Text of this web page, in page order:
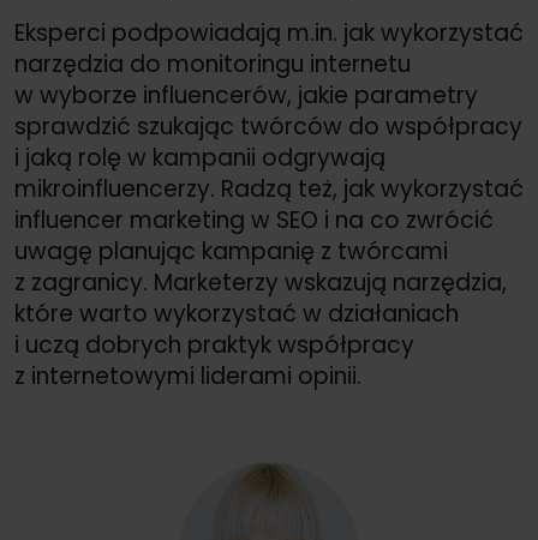
Eksperci podpowiadają m.in. jak wykorzystać
narzędzia do monitoringu internetu
w wyborze influencerów, jakie parametry
sprawdzić szukając twórców do współpracy
i jaką rolę w kampanii odgrywają
mikroinfluencerzy. Radzą też, jak wykorzystać
influencer marketing w SEO i na co zwrócić
uwagę planując kampanię z twórcami
z zagranicy. Marketerzy wskazują narzędzia,
które warto wykorzystać w działaniach
i uczą dobrych praktyk współpracy
z internetowymi liderami opinii.